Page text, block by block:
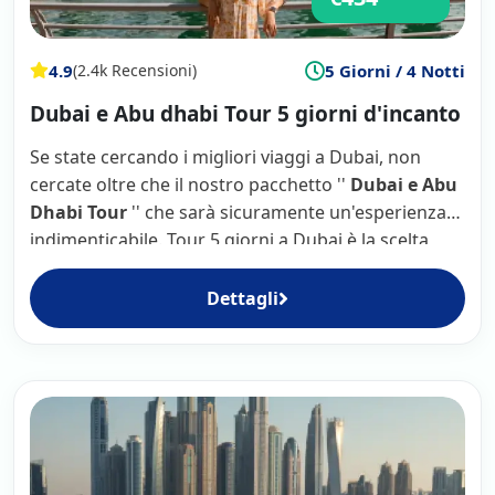
4.9(2.4k Recensioni) 5 Giorni / 4 Notti
Dubai e Abu dhabi Tour 5 giorni d'incanto
Se state cercando i migliori viaggi a Dubai, non
cercate oltre che il nostro pacchetto '' Dubai e Abu
Dhabi Tour '' che sarà sicuramente un'esperienza
indimenticabile. Tour 5 giorni a Dubai è la scelta
perfetta per una vacanza a Dubai emozionante.
Dettagli